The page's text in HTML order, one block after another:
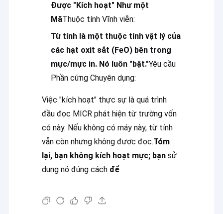
In chăn cao su
Các hóa chất in offset
Vật liệu in Offset
Giấy đánh dấu nước an ninh
Sợi vòng lặp hai
Màng cán nhiệt BOPP
Mực UV Flexo
Được "Kích hoạt" Như một
MãThuộc tính Vĩnh viễn:
Từ tính là một thuộc tính vật lý của
các hạt oxit sắt (FeO) bên trong
mực/mực in. Nó luôn "bật."Yêu cầu
Phần cứng Chuyên dụng:
Việc "kích hoạt" thực sự là quá trình
đầu đọc MICR phát hiện từ trường vốn
có này. Nếu không có máy này, từ tính
vẫn còn nhưng không được đọc.Tóm
lại, bạn không kích hoạt mực; bạn sử
dụng nó đúng cáchđể